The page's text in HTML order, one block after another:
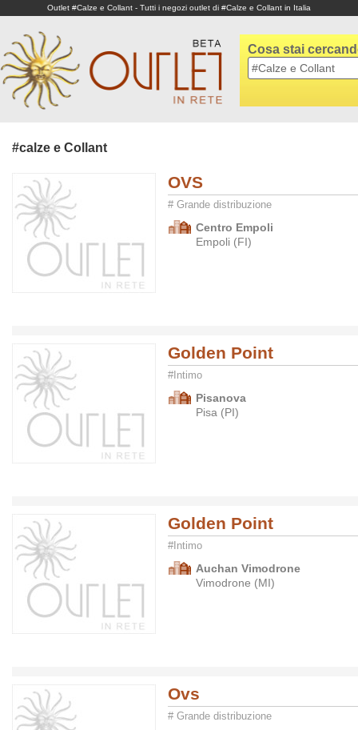
Outlet #Calze e Collant - Tutti i negozi outlet di #Calze e Collant in Italia
Cosa stai
#calze e Collant
OVS
# Grande distribuzione
Centro Empoli
Empoli (FI)
Golden Point
#Intimo
Pisanova
Pisa (PI)
Golden Point
#Intimo
Auchan Vimodrone
Vimodrone (MI)
Ovs
# Grande distribuzione